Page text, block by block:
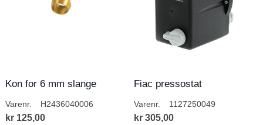
Kon for 6 mm slange
Varenr. H2436040006
kr 125,00
Fiac pressostat
Varenr. 1127250049
kr 305,00